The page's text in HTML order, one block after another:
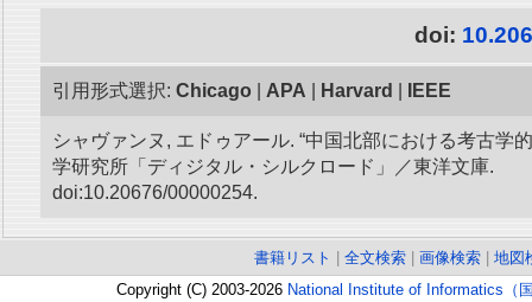
doi:
引用形式選択: Chicago APA Harvard IEEE
シャヴァンヌ, エドゥアール. “中国北部における考古学
学研究所「ディジタル・シルクロード」／東洋文庫.
doi:10.20676/00000254.
書籍リスト 全文検索 画像検索
地図
Copyright (C) 2003-2026 National Institute of Informatics（